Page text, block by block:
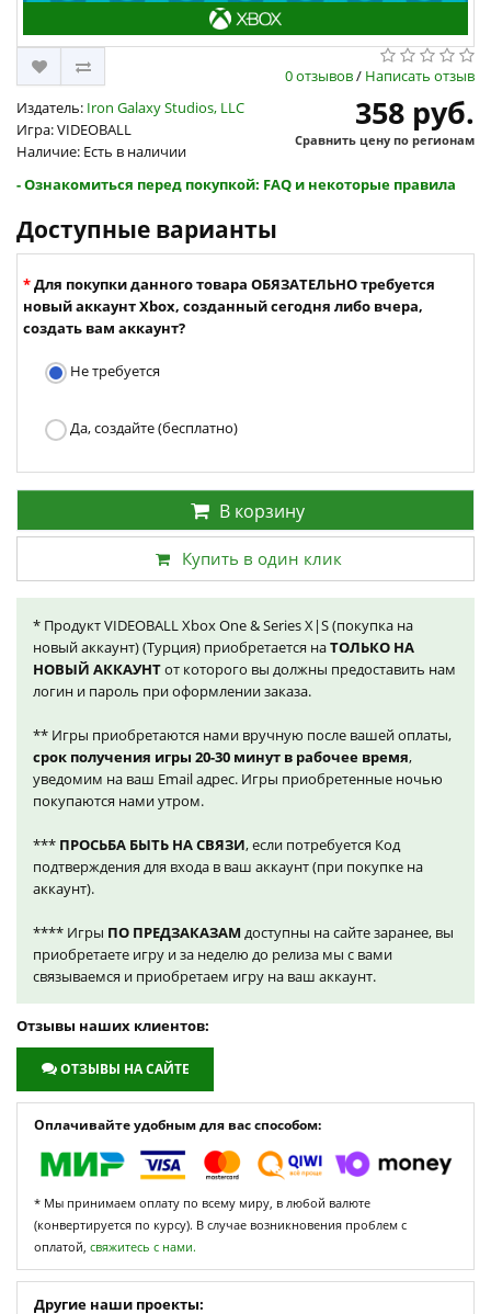
0 отзывов/ Написать отзыв
Издатель: Iron Galaxy Studios, LLC
Игра: VIDEOBALL
Наличие: Есть в наличии
358 руб.
Сравнить цену по регионам
- Ознакомиться перед покупкой: FAQ и некоторые правила
Доступные варианты
Для покупки данного товара ОБЯЗАТЕЛЬНО требуется
новый аккаунт Xbox, созданный сегодня либо вчера,
создать вам аккаунт?
Не требуется
Да, создайте (бесплатно)
В корзину
Купить в один клик
* Продукт VIDEOBALL Xbox One & Series X|S (покупка на
новый аккаунт) (Турция) приобретается наТОЛЬКО НА
НОВЫЙ АККАУНТот которого вы должны предоставить нам
логин и пароль при оформлении заказа.
** Игры приобретаются нами вручную после вашей оплаты,
срок получения игры 20-30 минут в рабочее время,
уведомим на ваш Email адрес. Игры приобретенные ночью
покупаются нами утром.
*** ПРОСЬБА БЫТЬ НА СВЯЗИ, если потребуется Код
подтверждения для входа в ваш аккаунт (при покупке на
аккаунт).
**** Игры ПО ПРЕДЗАКАЗАМ доступны на сайте заранее, вы
приобретаете игру и за неделю до релиза мы с вами
связываемся и приобретаем игру на ваш аккаунт.
Отзывы наших клиентов:
ОТЗЫВЫ НА САЙТЕ
Оплачивайте удобным для вас способом:
* Мы принимаем оплату по всему миру, в любой валюте
(конвертируется по курсу). В случае возникновения проблем с
оплатой, свяжитесь с нами.
Другие наши проекты: